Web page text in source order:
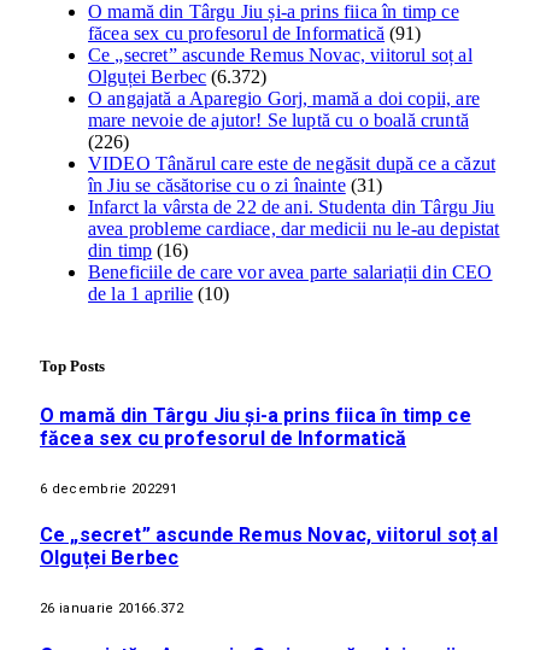
O mamă din Târgu Jiu și-a prins fiica în timp ce
făcea sex cu profesorul de Informatică (91)
Ce „secret” ascunde Remus Novac, viitorul soț al
Olguței Berbec (6.372)
O angajată a Aparegio Gorj, mamă a doi copii, are
mare nevoie de ajutor! Se luptă cu o boală cruntă
(226)
VIDEO Tânărul care este de negăsit după ce a căzut
în Jiu se căsătorise cu o zi înainte (31)
Infarct la vârsta de 22 de ani. Studenta din Târgu Jiu
avea probleme cardiace, dar medicii nu le-au depistat
din timp (16)
Beneficiile de care vor avea parte salariații din CEO
de la 1 aprilie (10)
Top Posts
O mamă din Târgu Jiu și-a prins fiica în timp ce
făcea sex cu profesorul de Informatică
6 decembrie 202291
Ce „secret” ascunde Remus Novac, viitorul soț al
Olguței Berbec
26 ianuarie 20166.372